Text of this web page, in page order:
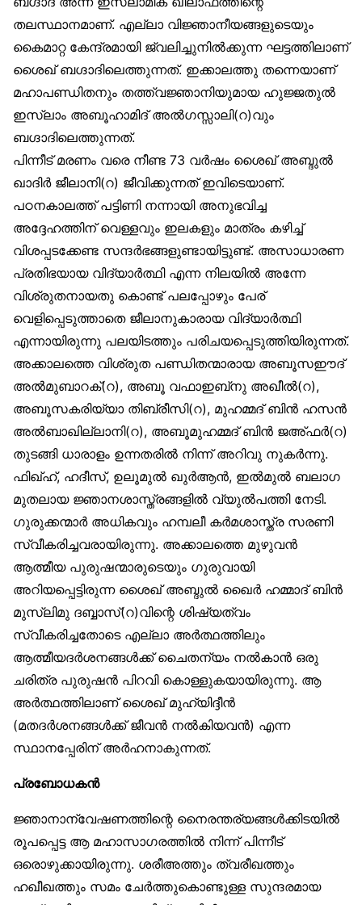
തലസ്ഥാനമാണ്. എല്ലാ വിജ്ഞാനീയങ്ങളുടെയും
കൈമാറ്റ കേന്ദ്രമായി ജ്വലിച്ചുനിൽക്കുന്ന ഘട്ടത്തിലാണ്
ശൈഖ് ബഗ്ദാദിലെത്തുന്നത്. ഇക്കാലത്തു തന്നെയാണ്
മഹാപണ്ഡിതനും തത്ത്വജ്ഞാനിയുമായ ഹുജ്ജതുൽ
ഇസ്‌ലാം അബൂഹാമിദ് അൽഗസ്സാലി(റ)വും
ബഗ്ദാദിലെത്തുന്നത്.
പിന്നീട് മരണം വരെ നീണ്ട 73 വർഷം ശൈഖ് അബ്ദുൽ
ഖാദിർ ജീലാനി(റ) ജീവിക്കുന്നത് ഇവിടെയാണ്.
പഠനകാലത്ത് പട്ടിണി നന്നായി അനുഭവിച്ച
അദ്ദേഹത്തിന് വെള്ളവും ഇലകളും മാത്രം കഴിച്ച്
വിശപ്പടക്കേണ്ട സന്ദർഭങ്ങളുണ്ടായിട്ടുണ്ട്. അസാധാരണ
പ്രതിഭയായ വിദ്യാർത്ഥി എന്ന നിലയിൽ അന്നേ
വിശ്രുതനായതു കൊണ്ട് പലപ്പോഴും പേര്
വെളിപ്പെടുത്താതെ ജീലാനുകാരായ വിദ്യാർത്ഥി
എന്നായിരുന്നു പലയിടത്തും പരിചയപ്പെടുത്തിയിരുന്നത്.
അക്കാലത്തെ വിശ്രുത പണ്ഡിതന്മാരായ അബൂസഈദ്
അൽമുബാറക്(റ), അബൂ വഫാഇബ്‌നു അഖീൽ(റ),
അബൂസകരിയ്യാ തിബ്‌രീസി(റ), മുഹമ്മദ് ബിൻ ഹസൻ
അൽബാഖില്ലാനി(റ), അബൂമുഹമ്മദ് ബിൻ ജഅ്ഫർ(റ)
തുടങ്ങി ധാരാളം ഉന്നതരിൽ നിന്ന് അറിവു നുകർന്നു.
ഫിഖ്ഹ്, ഹദീസ്, ഉലൂമുൽ ഖുർആൻ, ഇൽമുൽ ബലാഗ
മുതലായ ജ്ഞാനശാസ്ത്രങ്ങളിൽ വ്യുൽപത്തി നേടി.
ഗുരുക്കന്മാർ അധികവും ഹമ്പലീ കർമശാസ്ത്ര സരണി
സ്വീകരിച്ചവരായിരുന്നു. അക്കാലത്തെ മുഴുവൻ
ആത്മീയ പുരുഷന്മാരുടെയും ഗുരുവായി
അറിയപ്പെട്ടിരുന്ന ശൈഖ് അബ്ദുൽ ഖൈർ ഹമ്മാദ് ബിൻ
മുസ്‌ലിമു ദബ്ബാസ്(റ)വിന്റെ ശിഷ്യത്വം
സ്വീകരിച്ചതോടെ എല്ലാ അർത്ഥത്തിലും
ആത്മീയദർശനങ്ങൾക്ക് ചൈതന്യം നൽകാൻ ഒരു
ചരിത്ര പുരുഷൻ പിറവി കൊള്ളുകയായിരുന്നു. ആ
അർത്ഥത്തിലാണ് ശൈഖ് മുഹ്‌യിദ്ദീൻ
(മതദർശനങ്ങൾക്ക് ജീവൻ നൽകിയവൻ) എന്ന
സ്ഥാനപ്പേരിന് അർഹനാകുന്നത്.
പ്രബോധകൻ
ജ്ഞാനാന്വേഷണത്തിന്റെ നൈരന്തര്യങ്ങൾക്കിടയിൽ
രൂപപ്പെട്ട ആ മഹാസാഗരത്തിൽ നിന്ന് പിന്നീട്
ഒരൊഴുക്കായിരുന്നു. ശരീഅത്തും ത്വരീഖത്തും
ഹഖീഖത്തും സമം ചേർത്തുകൊണ്ടുള്ള സുന്ദരമായ